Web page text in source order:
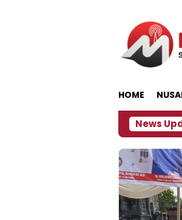
HOME
News
Dampak El Nino, Sejumlah